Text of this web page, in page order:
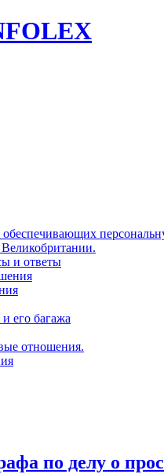
и ответы
его багажа
отношения.
по делу о